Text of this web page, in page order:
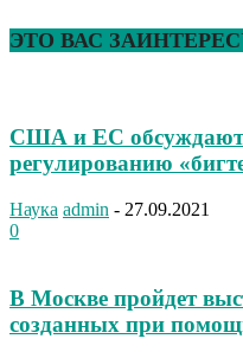
ЭТО ВАС
США и ЕС обсуждают
регулированию
Наука admin - 27.09.2021
0
В Москве пройдет
созданных при